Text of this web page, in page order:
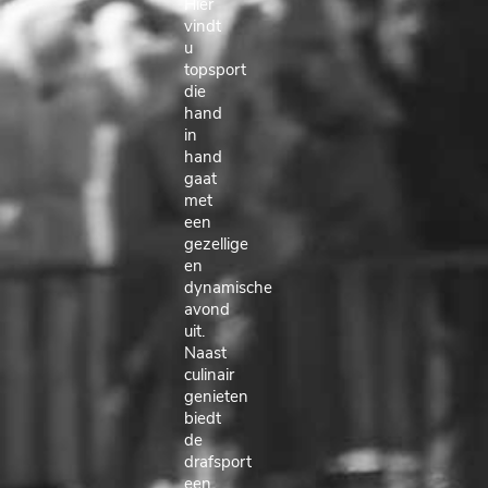
Hier
vindt
u
topsport
die
hand
in
hand
gaat
met
een
gezellige
en
dynamische
avond
uit.
Naast
culinair
genieten
biedt
de
drafsport
een